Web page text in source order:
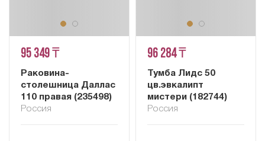
95 349 ₸
Раковина-
столешница Даллас
110 правая (235498)
Россия
96 284 ₸
Тумба Лидс 50
цв.эвкалипт
мистери (182744)
Россия